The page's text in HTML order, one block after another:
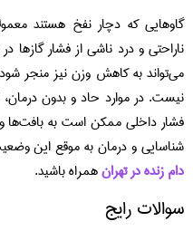
گاوهایی که دچار نفخ هستند
ناراحتی و درد ناشی از فشار
می‌تواند به کاهش وزن نیز منجر
نیست. در موارد حاد و بدون
فشار داخلی ممکن است به بافت‌ها و
شناسایی و درمان به موقع این
دام زنده در تهرانهمراه باشید.
سوالات رایج